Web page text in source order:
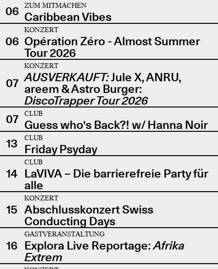
06
ZUM MITMACHEN
Caribbean Vibes
06
KONZERT
Opération Zéro - Almost Summer
Tour 2026
07
KONZERT
AUSVERKAUFT:Jule X, ANRU,
areem & Astro Burger:
DiscoTrapper Tour 2026
07
CLUB
Guess who's Back?! w/ Hanna Noir
13
CLUB
Friday Psyday
14
CLUB
LaVIVA – Die barrierefreie Party für
alle
15
KONZERT
Abschlusskonzert Swiss
Conducting Days
16
GASTVERANSTALTUNG
Explora Live Reportage:Afrika
Extrem